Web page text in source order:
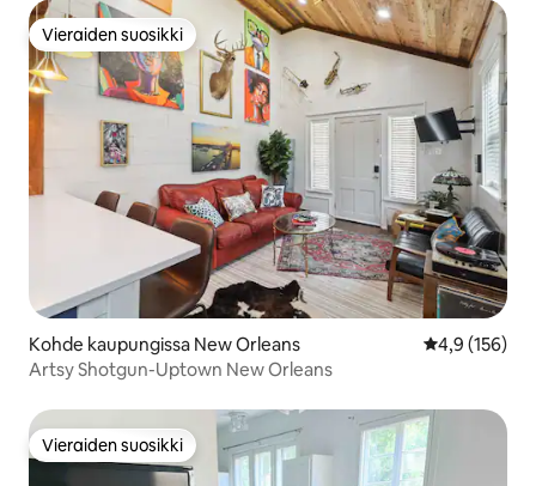
Vieraiden suosikki
Vieraiden suosikki
Kohde kaupungissa New Orleans
4,9 (156)
Artsy Shotgun-Uptown New Orleans
Vieraiden suosikki
Vieraiden suosikki